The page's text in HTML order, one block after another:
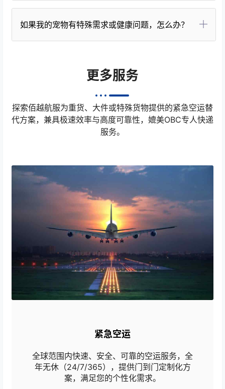
如果我的宠物有特殊需求或健康问题，怎么办？
更多服务
探索佰越航服为重货、大件或特殊货物提供的紧急空运替
代方案，兼具极速效率与高度可靠性，媲美OBC专人快递
服务。
紧急空运
全球范围内快速、安全、可靠的空运服务，全
年无休（24/7/365），提供门到门定制化方
案，满足您的个性化需求。